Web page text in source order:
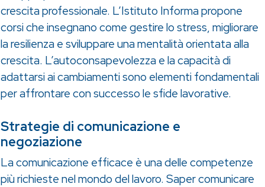
crescita professionale. L’Istituto Informa propone
corsi che insegnano come gestire lo stress, migliorare
la resilienza e sviluppare una mentalità orientata alla
crescita. L’autoconsapevolezza e la capacità di
adattarsi ai cambiamenti sono elementi fondamentali
per affrontare con successo le sfide lavorative.
Strategie di comunicazione e
negoziazione
La comunicazione efficace è una delle competenze
più richieste nel mondo del lavoro. Saper comunicare